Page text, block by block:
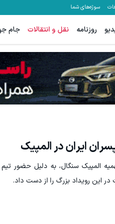
سوژه‌های شما
روزنامه نقل و انتقالات جام
ایران در المپیک
المپیک سنگال، به دلیل حضور تیم
این رویداد بزرگ را از دست داد.